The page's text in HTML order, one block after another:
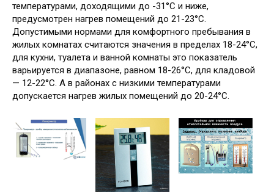
температурами, доходящими до -31°С и ниже,
предусмотрен нагрев помещений до 21-23°С.
Допустимыми нормами для комфортного пребывания в
жилых комнатах считаются значения в пределах 18-24°С,
для кухни, туалета и ванной комнаты это показатель
варьируется в диапазоне, равном 18-26°C, для кладовой
— 12-22°С. А в районах с низкими температурами
допускается нагрев жилых помещений до 20-24°С.